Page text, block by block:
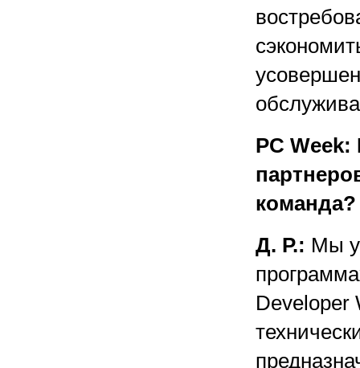
PC
команда?
Д. Р.: Мы
Developer